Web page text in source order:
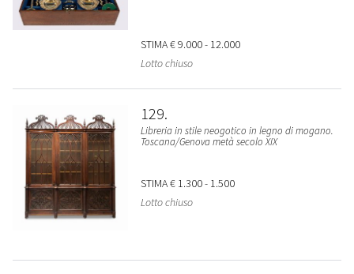
STIMA€ 9.000 - 12.000
Lotto chiuso
129
Libreria in stile neogotico in legno di mogano.
Toscana/Genova metà secolo XIX
STIMA€ 1.300 - 1.500
Lotto chiuso